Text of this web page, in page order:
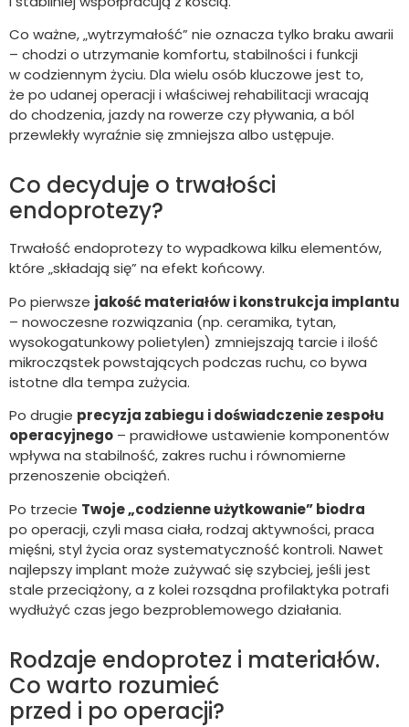
Co ważne, „wytrzymałość” nie oznacza tylko braku awarii
– chodzi o utrzymanie komfortu, stabilności i funkcji
w codziennym życiu. Dla wielu osób kluczowe jest to,
że po udanej operacji i właściwej rehabilitacji wracają
do chodzenia, jazdy na rowerze czy pływania, a ból
przewlekły wyraźnie się zmniejsza albo ustępuje.
Co decyduje o trwałości
endoprotezy?
Trwałość endoprotezy to wypadkowa kilku elementów,
które „składają się” na efekt końcowy.
Po pierwsze jakość materiałów i konstrukcja implantu
– nowoczesne rozwiązania (np. ceramika, tytan,
wysokogatunkowy polietylen) zmniejszają tarcie i ilość
mikrocząstek powstających podczas ruchu, co bywa
istotne dla tempa zużycia.
Po drugie precyzja zabiegu i doświadczenie zespołu
operacyjnego – prawidłowe ustawienie komponentów
wpływa na stabilność, zakres ruchu i równomierne
przenoszenie obciążeń.
Po trzecie Twoje „codzienne użytkowanie” biodra
po operacji, czyli masa ciała, rodzaj aktywności, praca
mięśni, styl życia oraz systematyczność kontroli. Nawet
najlepszy implant może zużywać się szybciej, jeśli jest
stale przeciążony, a z kolei rozsądna profilaktyka potrafi
wydłużyć czas jego bezproblemowego działania.
Rodzaje endoprotez i materiałów.
Co warto rozumieć
przed i po operacji?